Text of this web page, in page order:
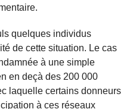
quelques individus
de cette situation. Le cas
à une simple
en deçà des 200 000
laquelle certains donneurs
à ces réseaux